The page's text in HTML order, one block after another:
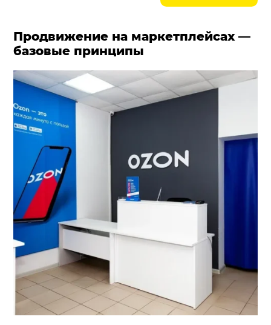
Продвижение на маркетплейсах —
базовые принципы